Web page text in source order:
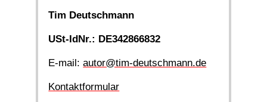
Tim Deutschmann
USt-IdNr.: DE342866832
E-mail:autor@tim-deutschmann.de
Kontaktformular